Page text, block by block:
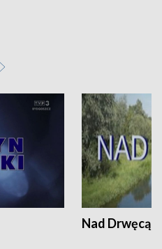
Nad Drwęcą